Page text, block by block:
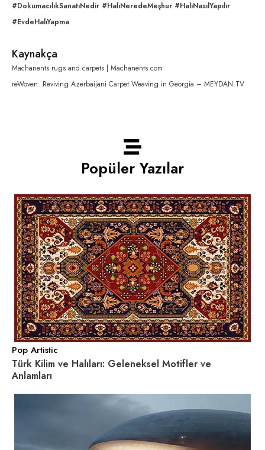
#DokumacılıkSanatıNedir #HalıNeredeMeşhur #HalıNasılYapılır
#EvdeHalıYapma
Kaynakça
Machanents rugs and carpets | Machanents.com
reWoven: Reviving Azerbaijani Carpet Weaving in Georgia – MEYDAN.TV
Popüler Yazılar
Pop Artistic
Türk Kilim ve Halıları: Geleneksel Motifler ve
Anlamları